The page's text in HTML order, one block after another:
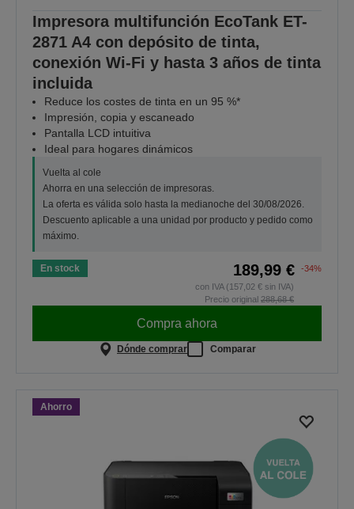
Impresora multifunción EcoTank ET-
2871 A4 con depósito de tinta,
conexión Wi-Fi y hasta 3 años de tinta
incluida
Reduce los costes de tinta en un 95 %*
Impresión, copia y escaneado
Pantalla LCD intuitiva
Ideal para hogares dinámicos
Vuelta al cole
Ahorra en una selección de impresoras.
La oferta es válida solo hasta la medianoche del 30/08/2026.
Descuento aplicable a una unidad por producto y pedido como
máximo.
En stock 189,99 €
-34%
con IVA (157,02 € sin IVA)
Precio original 288,68 €
Compra ahora
Dónde comprar Comparar
Ahorro